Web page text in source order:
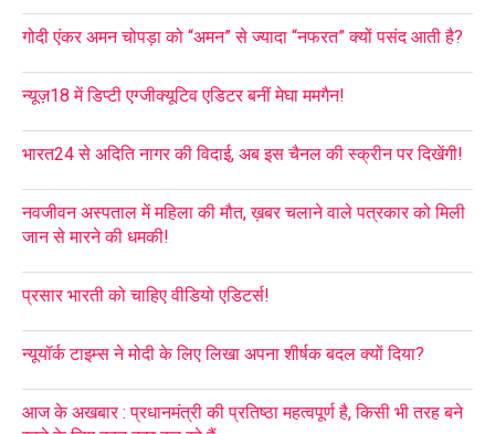
गोदी एंकर अमन चोपड़ा को “अमन” से ज्यादा “नफरत” क्यों पसंद आती है?
न्यूज़18 में डिप्टी एग्जीक्यूटिव एडिटर बनीं मेघा ममगैन!
भारत24 से अदिति नागर की विदाई, अब इस चैनल की स्क्रीन पर दिखेंगी!
नवजीवन अस्पताल में महिला की मौत, ख़बर चलाने वाले पत्रकार को मिली
जान से मारने की धमकी!
प्रसार भारती को चाहिए वीडियो एडिटर्स!
न्यूयॉर्क टाइम्स ने मोदी के लिए लिखा अपना शीर्षक बदल क्यों दिया?
आज के अखबार : प्रधानमंत्री की प्रतिष्ठा महत्वपूर्ण है, किसी भी तरह बने